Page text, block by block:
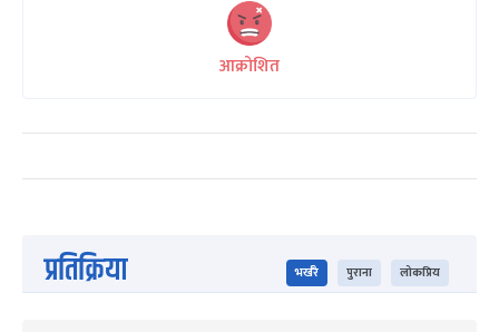
आक्रोशित
प्रतिक्रिया भर्खरै पुराना लोकप्रिय